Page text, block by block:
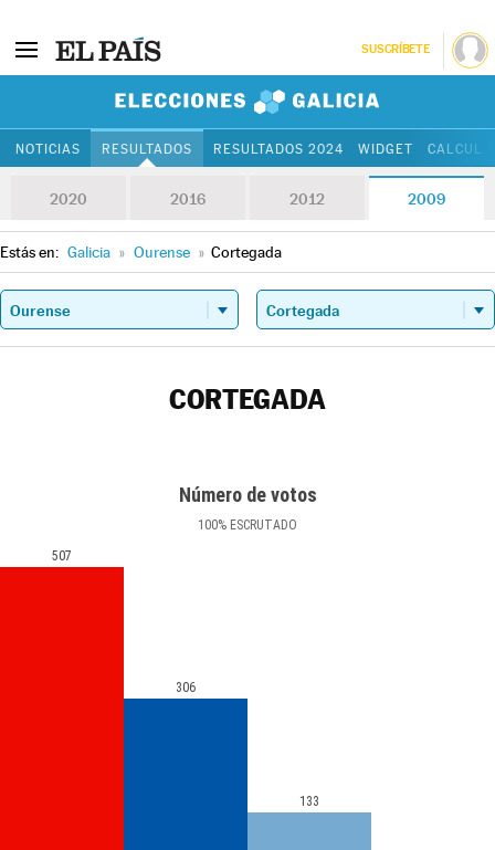
SUSCRÍBETE
NOTICIAS RESULTADOS RESULTADOS 2024 WIDGET
2020 2016 2012 2009
Estás en: Galicia » Ourense » Cortegada
CORTEGADA
Número de votos
100% ESCRUTADO
507
306
133